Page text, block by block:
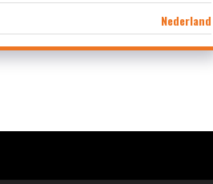
Nederland